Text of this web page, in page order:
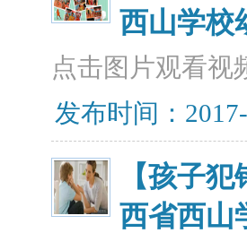
西山学校
点击图片观看视
发布时间：
【孩子
西省西山